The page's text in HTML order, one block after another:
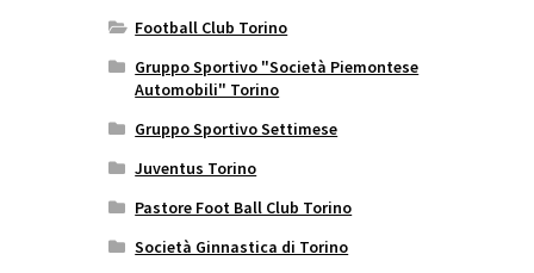
Football Club Torino
Gruppo Sportivo "Società Piemontese
Automobili" Torino
Gruppo Sportivo Settimese
Juventus Torino
Pastore Foot Ball Club Torino
Società Ginnastica di Torino